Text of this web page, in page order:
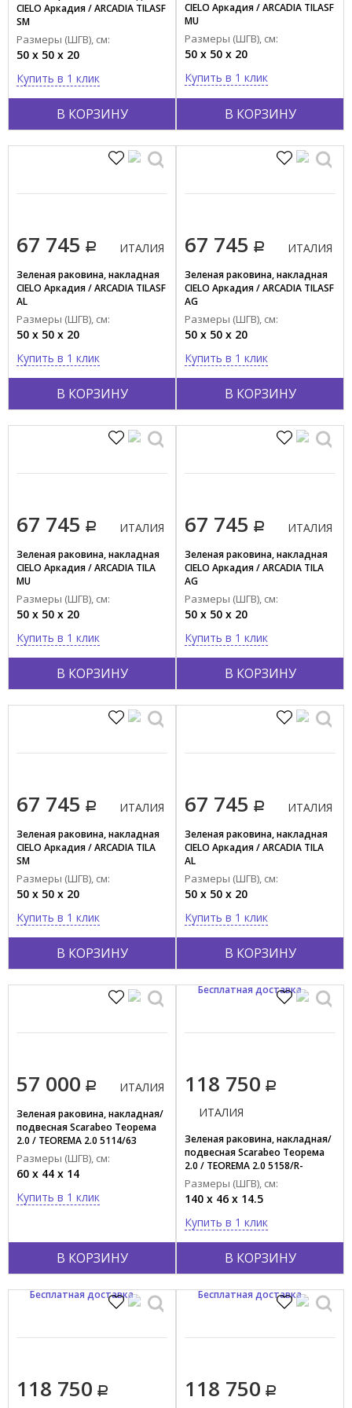
Показать все
Тип поверхности
Глянцевый
Матовый
Фарфор
Форма
Круглая
Прямоугольная
Нестандартная
Современный
Ретро
Страна производства
ГЕРМАНИЯ
КИТАЙ
В КОРЗИНУ
CIELO Аркадия / ARCADIA TILASF
SM
Размеры (ШГВ), см:
50 x 50 x 20
Купить в 1 клик
В КОРЗИНУ
CIELO Аркадия / ARCADIA TILASF
MU
Размеры (ШГВ), см:
50 x 50 x 20
Купить в 1 клик
67 745
В КОРЗИНУ
ИТАЛИЯ
Зеленая раковина, накладная
CIELO Аркадия / ARCADIA TILASF
AL
Размеры (ШГВ), см:
50 x 50 x 20
Купить в 1 клик
67 745
В КОРЗИНУ
ИТАЛИЯ
Зеленая раковина, накладная
CIELO Аркадия / ARCADIA TILASF
AG
Размеры (ШГВ), см:
50 x 50 x 20
Купить в 1 клик
67 745
В КОРЗИНУ
ИТАЛИЯ
Зеленая раковина, накладная
CIELO Аркадия / ARCADIA TILA
MU
Размеры (ШГВ), см:
50 x 50 x 20
Купить в 1 клик
67 745
В КОРЗИНУ
ИТАЛИЯ
Зеленая раковина, накладная
CIELO Аркадия / ARCADIA TILA
AG
Размеры (ШГВ), см:
50 x 50 x 20
Купить в 1 клик
67 745
В КОРЗИНУ
ИТАЛИЯ
Зеленая раковина, накладная
CIELO Аркадия / ARCADIA TILA
SM
Размеры (ШГВ), см:
50 x 50 x 20
Купить в 1 клик
67 745
В КОРЗИНУ
ИТАЛИЯ
Зеленая раковина, накладная
CIELO Аркадия / ARCADIA TILA
AL
Размеры (ШГВ), см:
50 x 50 x 20
Купить в 1 клик
57 000
В КОРЗИНУ
ИТАЛИЯ
Зеленая раковина, накладная/
подвесная Scarabeo Теорема
2.0 / TEOREMA 2.0 5114/63
Размеры (ШГВ), см:
60 x 44 x 14
Купить в 1 клик
118 750
В КОРЗИНУ
ИТАЛИЯ
Зеленая раковина, накладная/
подвесная Scarabeo Теорема
2.0 / TEOREMA 2.0 5158/R-
140B/63
Размеры (ШГВ), см:
140 x 46 x 14.5
Купить в 1 клик
Бесплатная доставка
118 750
Бесплатная доставка
118 750
Бесплатная доставка